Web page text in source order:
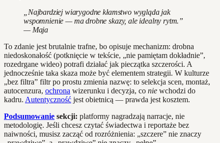
„Najbardziej wiarygodne kłamstwo wygląda jak
wspomnienie — ma drobne skazy, ale idealny rytm.”
— Maja
To zdanie jest brutalnie trafne, bo opisuje mechanizm: drobna
niedoskonałość (potknięcie w tekście, „nie pamiętam dokładnie”,
rozedrgane wideo) potrafi działać jak pieczątka szczerości. A
jednocześnie taka skaza może być elementem strategii. W kulturze
„bez filtra” filtr po prostu zmienia nazwę: to selekcja scen, montaż,
autocenzura, ochrona wizerunku i decyzja, co nie wchodzi do
kadru. Autentyczność jest obietnicą — prawda jest kosztem.
Podsumowanie sekcji: platformy nagradzają narracje, nie
metodologię. Jeśli chcesz czytać świadectwa i reportaże bez
naiwności, musisz zacząć od rozróżnienia: „szczere” nie znaczy